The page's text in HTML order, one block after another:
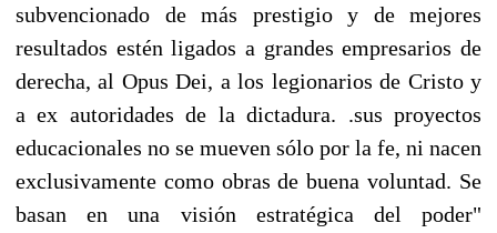
subvencionado de más prestigio y de mejores
resultados estén ligados a grandes empresarios de
derecha, al Opus Dei, a los legionarios de Cristo y
a ex autoridades de la dictadura. .sus proyectos
educacionales no se mueven sólo por la fe, ni nacen
exclusivamente como obras de buena voluntad. Se
basan en una visión estratégica del poder"